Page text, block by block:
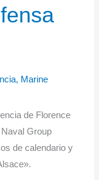
, Marine
de Florence
Group
de calendario y